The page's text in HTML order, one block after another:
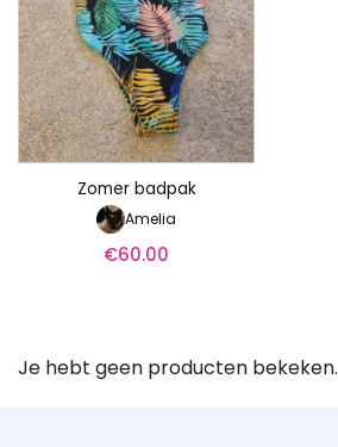
Zomer badpak
Amelia
€60.00
Je hebt geen producten bekeken.